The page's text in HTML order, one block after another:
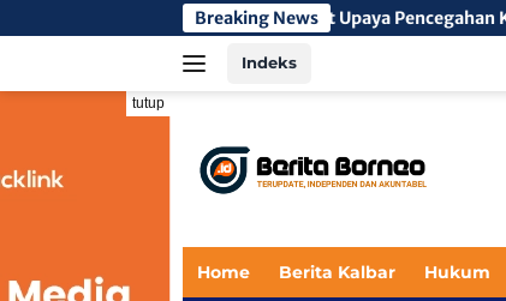
ke
Breaking News
Perkuat Upaya Pencegahan Kebakaran Hutan dan
Indeks
tutup
Home Berita Kalbar Hukum